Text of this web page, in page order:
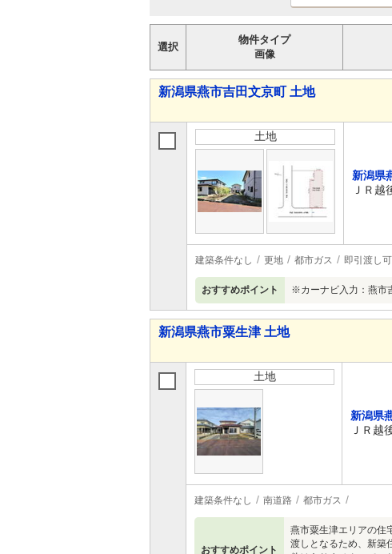
選択
物件タイプ
画像
新潟県燕市吉田文京町 土地
土地
新潟県
ＪＲ
建築条件なし 更地 都市ガス 即引渡し可
おすすめポイント ※カーナビ入力：燕市
新潟県燕市粟生津 土地
土地
新潟県
ＪＲ越
建築条件なし 南道路 都市ガス
おすすめポイント
燕市粟生津エリアの住
渡しとなるため、新築